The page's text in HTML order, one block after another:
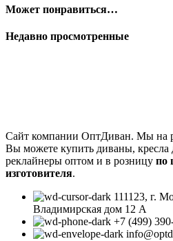
Может понравиться…
Недавно просмотренные
Сайт компании ОптДиван. Мы на
Вы можете купить диваны, кресла
реклайнеры оптом и в розницу по
изготовителя.
111123, г.
Владимирская дом 12 А
+7 (499)